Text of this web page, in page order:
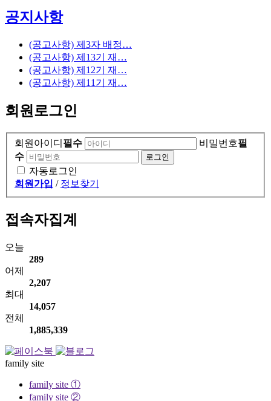
공지사항
(공고사항) 제3자 배정…
(공고사항) 제13기 재…
(공고사항) 제12기 재…
(공고사항) 제11기 재…
회원로그인
회원아이디 필수 비밀번호필
수
자동로그인
회원가입 / 정보찾기
접속자집계
오늘
289
어제
2,207
최대
14,057
전체
1,885,339
family site
family site ①
family site ②